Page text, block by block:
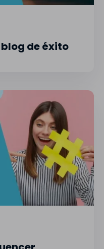
de éxito